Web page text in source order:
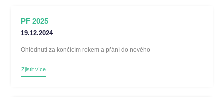
PF 2025
19.12.2024
Ohlédnutí za končícím rokem a přání do nového
Zjistit více